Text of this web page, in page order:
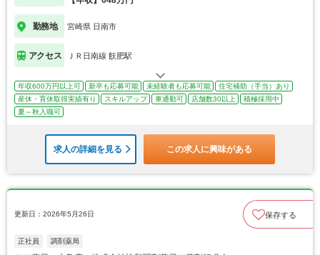
勤務地 宮崎県 日南市
アクセス ＪＲ日南線 飫肥駅
年収600万円以上可 新卒も応募可能 未経験者も応募可能
住宅補助（手当）あり
産休・育休取得実績有り
スキルアップ 車通勤可 店舗数30以上
積極採用中
夏～秋入職可
求人の詳細を見る この求人に興味がある
更新日：2026年5月26日 保存する
正社員 調剤薬局